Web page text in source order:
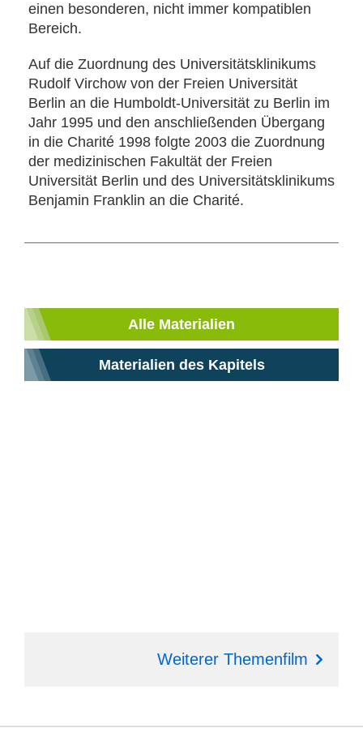
einen besonderen, nicht immer kompatiblen
Bereich.
Auf die Zuordnung des Universitätsklinikums
Rudolf Virchow von der Freien Universität
Berlin an die Humboldt-Universität zu Berlin im
Jahr 1995 und den anschließenden Übergang
in die Charité 1998 folgte 2003 die Zuordnung
der medizinischen Fakultät der Freien
Universität Berlin und des Universitätsklinikums
Benjamin Franklin an die Charité.
Alle Materialien
Materialien des Kapitels
Weiterer Themenfilm